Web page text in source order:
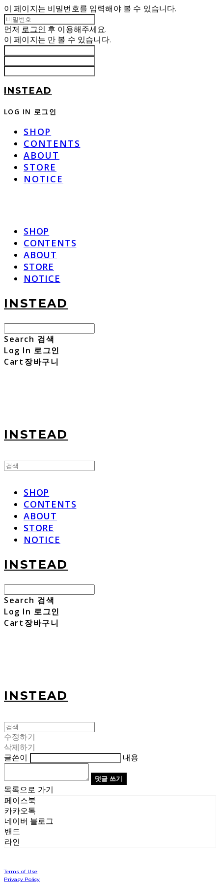
이 페이지는 비밀번호를 입력해야 볼 수 있습니다.
먼저 로그인 후 이용해주세요.
이 페이지는 만 볼 수 있습니다.
INSTEAD
LOG IN 로그인
SHOP
CONTENTS
ABOUT
STORE
NOTICE
SHOP
CONTENTS
ABOUT
STORE
NOTICE
INSTEAD
Search 검색
Log In 로그인
Cart 장바구니
INSTEAD
SHOP
CONTENTS
ABOUT
STORE
NOTICE
INSTEAD
Search 검색
Log In 로그인
Cart 장바구니
INSTEAD
수정하기
삭제하기
글쓴이
내용
댓글 쓰기
목록으로 가기
페이스북
카카오톡
네이버 블로그
밴드
라인
Terms of Use
Privacy Policy